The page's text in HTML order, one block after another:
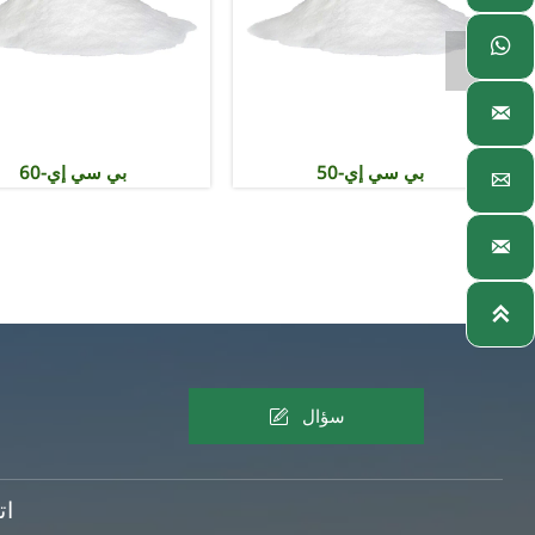
بي سي إي-50 درجة الطلاء والدهانات HEC

 سؤال




